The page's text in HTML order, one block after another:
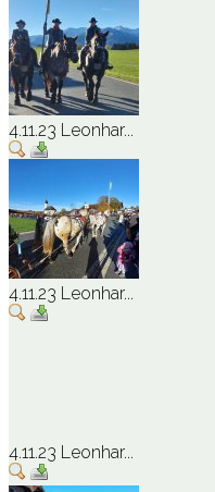
4.11.23 Leonhar...
4.11.23 Leonhar...
4.11.23 Leonhar...